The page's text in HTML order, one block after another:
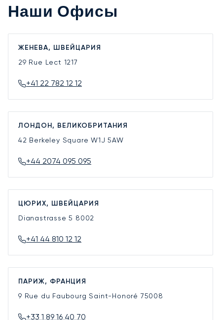
Наши Офисы
ЖЕНЕВА, ШВЕЙЦАРИЯ
29 Rue Lect 1217
+41 22 782 12 12
ЛОНДОН, ВЕЛИКОБРИТАНИЯ
42 Berkeley SquareW1J 5AW
+44 2074 095 095
ЦЮРИХ, ШВЕЙЦАРИЯ
Dianastrasse 5 8002
+41 44 810 12 12
ПАРИЖ, ФРАНЦИЯ
9 Rue du Faubourg Saint-Honoré 75008
+33 1 89 16 40 70